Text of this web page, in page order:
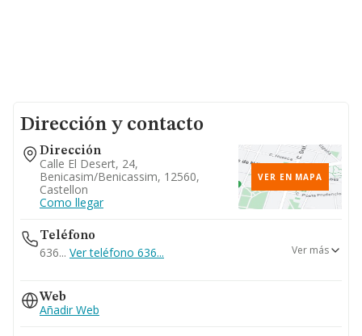
Dirección y contacto
Dirección
Calle El Desert, 24,
Benicasim/benicassim, 12560,
Castellon
Como llegar
VER EN MAPA
Teléfono
636... Ver teléfono 636...
964190393
Ver más
Web
Añadir Web